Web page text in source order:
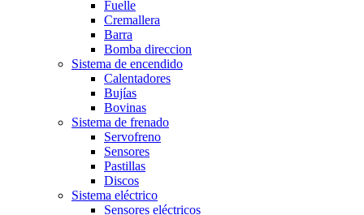
Fuelle
Cremallera
Barra
Bomba direccion
Sistema de encendido
Calentadores
Bujías
Bovinas
Sistema de frenado
Servofreno
Sensores
Pastillas
Discos
Sistema eléctrico
Sensores eléctricos